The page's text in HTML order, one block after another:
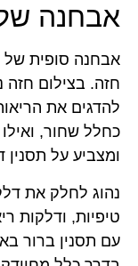
אבחנה
אבחנה סופית של
חזה. בצילום חזה
להדגים את
כחלל שחור,
ומצביע על תסנין
נהוג לחלק את
טיפיות, ודלקות
עם תסנין ברור